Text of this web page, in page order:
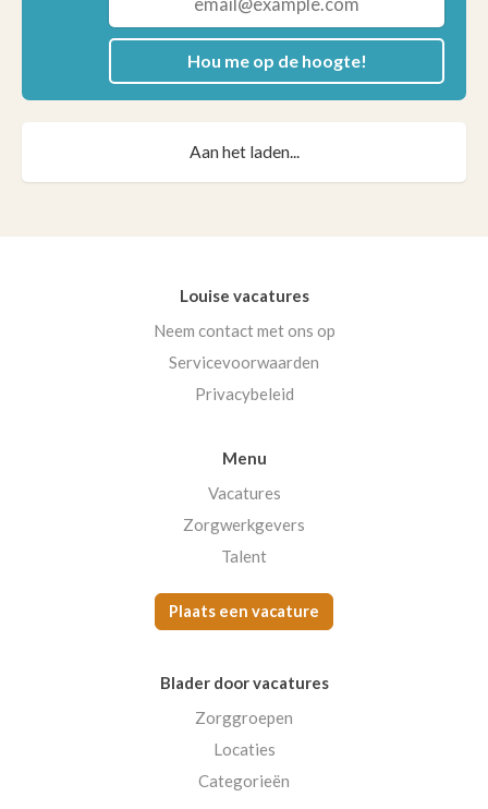
Hou me op de hoogte!
Aan het laden...
Louise vacatures
Neem contact met ons op
Servicevoorwaarden
Privacybeleid
Menu
Vacatures
Zorgwerkgevers
Talent
Plaats een vacature
Blader door vacatures
Zorggroepen
Locaties
Categorieën